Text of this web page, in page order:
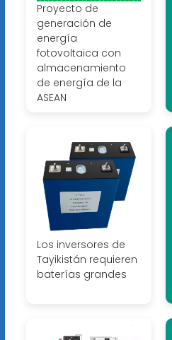
Proyecto de
generación de
energía
fotovoltaica con
almacenamiento
de energía de la
ASEAN
Los inversores de
Tayikistán requieren
baterías grandes